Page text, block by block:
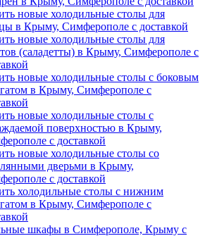
новые холодильные столы для
в Крыму, Симферополе с доставкой
новые холодильные столы для
(саладетты) в Крыму, Симферополе с
новые холодильные столы с боковым
в Крыму, Симферополе с
новые холодильные столы с
поверхностью в Крыму,
с доставкой
новые холодильные столы со
дверьми в Крыму,
с доставкой
холодильные столы с нижним
в Крыму, Симферополе с
шкафы в Симферополе, Крыму с